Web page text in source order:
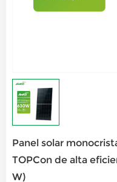
Panel solar
TOPCon de alta
W)